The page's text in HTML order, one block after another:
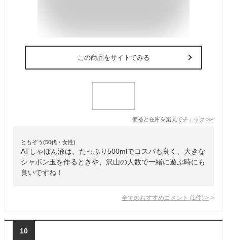
この商品をサイトでみる
価格と在庫を楽天でチェック >>
ともぞう(50代・女性)
ATしゃぼん液は、たっぷり500mlでコスパも良く、大きな
シャボン玉を作るときや、沢山の人数で一緒に遊ぶ時にも
良いですね！
全てのおすすめコメント (1 件) >
10